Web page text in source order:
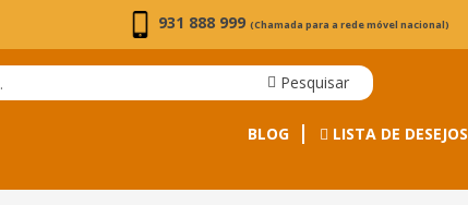
931 888 999 (Chamada para a rede móvel nacional)
Pesquisar
BLOG LISTA DE DESEJOS